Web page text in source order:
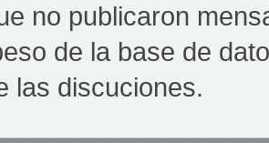
no publicaron
de la base de
las discuciones.